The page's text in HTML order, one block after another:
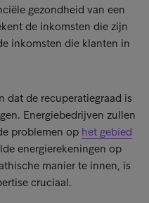
gezondheid van een
de inkomsten die zijn
inkomsten die klanten in
dat de recuperatiegraad is
Energiebedrijven zullen
problemen op het gebied
energierekeningen op
manier te innen, is
cruciaal.